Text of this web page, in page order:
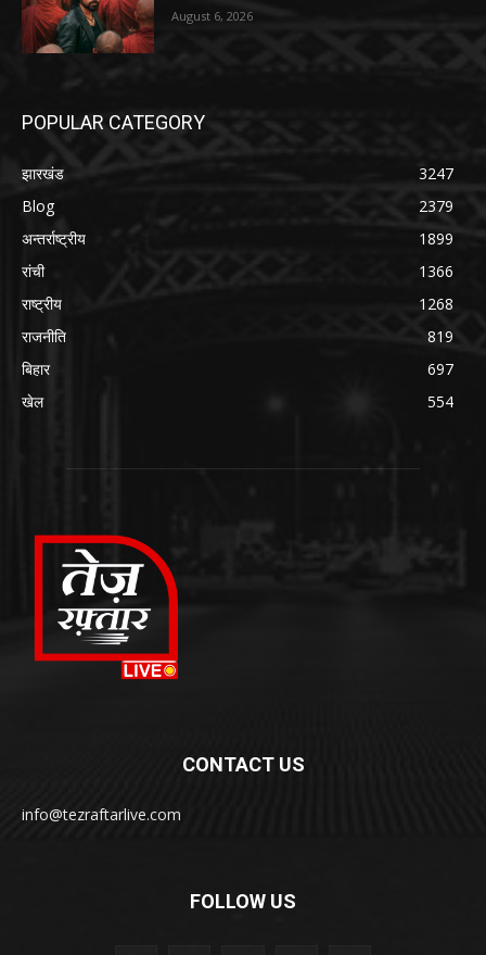
August 6, 2026
POPULAR CATEGORY
झारखंड
3247
Blog
2379
अन्तर्राष्ट्रीय
1899
रांची
1366
राष्ट्रीय
1268
राजनीति
819
बिहार
697
खेल
554
CONTACT US
info@tezraftarlive.com
FOLLOW US